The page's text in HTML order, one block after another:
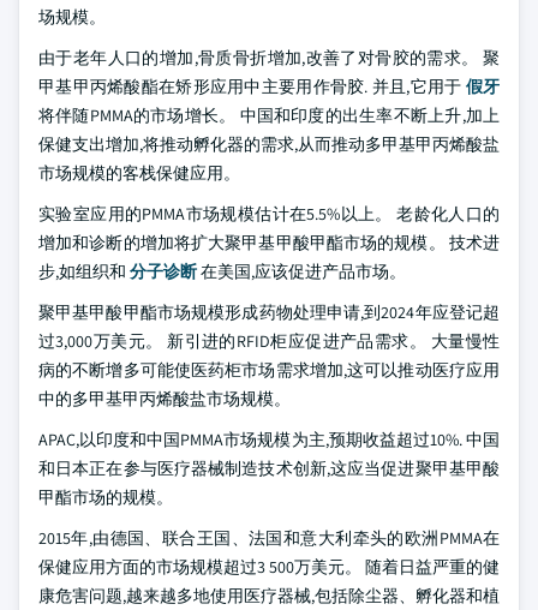
场规模。
由于老年人口的增加,骨质骨折增加,改善了对骨胶的需求。 聚
甲基甲丙烯酸酯在矫形应用中主要用作骨胶. 并且,它用于 假牙
将伴随PMMA的市场增长。 中国和印度的出生率不断上升,加上
保健支出增加,将推动孵化器的需求,从而推动多甲基甲丙烯酸盐
市场规模的客栈保健应用。
实验室应用的PMMA市场规模估计在5.5%以上。 老龄化人口的
增加和诊断的增加将扩大聚甲基甲酸甲酯市场的规模。 技术进
步,如组织和 分子诊断在美国,应该促进产品市场。
聚甲基甲酸甲酯市场规模形成药物处理申请,到2024年应登记超
过3,000万美元。 新引进的RFID柜应促进产品需求。 大量慢性
病的不断增多可能使医药柜市场需求增加,这可以推动医疗应用
中的多甲基甲丙烯酸盐市场规模。
APAC,以印度和中国PMMA市场规模为主,预期收益超过10%. 中国
和日本正在参与医疗器械制造技术创新,这应当促进聚甲基甲酸
甲酯市场的规模。
2015年,由德国、联合王国、法国和意大利牵头的欧洲PMMA在
保健应用方面的市场规模超过3 500万美元。 随着日益严重的健
康危害问题,越来越多地使用医疗器械,包括除尘器、孵化器和植